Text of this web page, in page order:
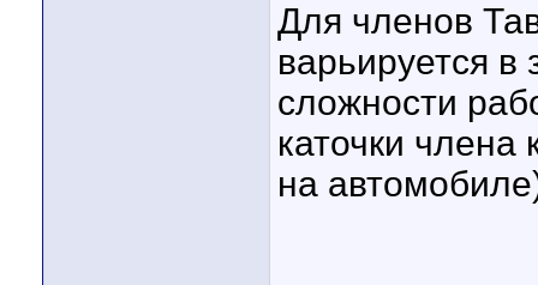
Для членов
варьируется
сложности
каточки члена
на